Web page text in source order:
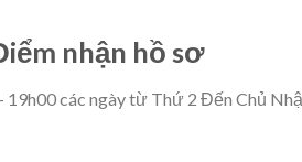
nhận hồ sơ
các ngày từ Thứ 2 Đến Chủ